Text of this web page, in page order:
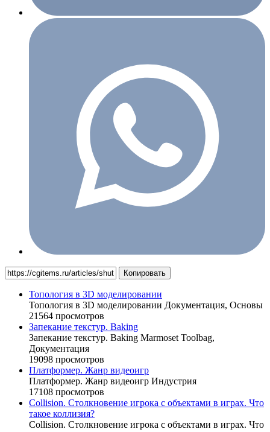
Копировать
Топология в 3D моделировании
Топология в 3D моделировании Документация, Основы
21564 просмотров
Запекание текстур. Baking
Запекание текстур. Baking Marmoset Toolbag,
Документация
19098 просмотров
Платформер. Жанр видеоигр
Платформер. Жанр видеоигр Индустрия
17108 просмотров
Collision. Столкновение игрока с объектами в играх. Что
такое коллизия?
Collision. Столкновение игрока с объектами в играх. Что